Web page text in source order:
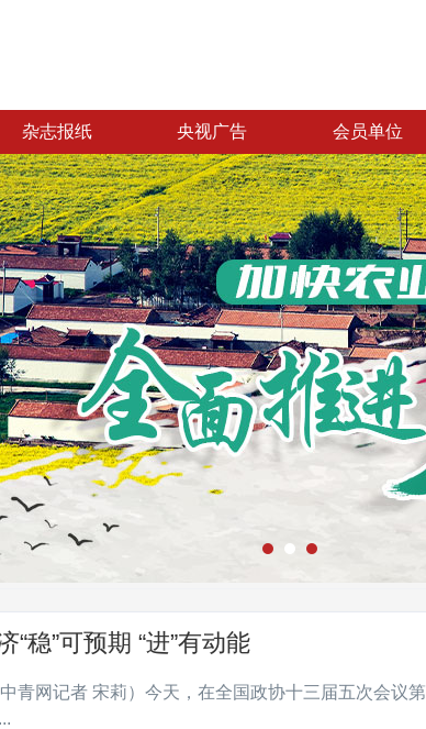
杂志报纸 央视广告 会员单位
稳”可预期 “进”有动能
青网记者 宋莉）今天，在全国政协十三届五次会议第